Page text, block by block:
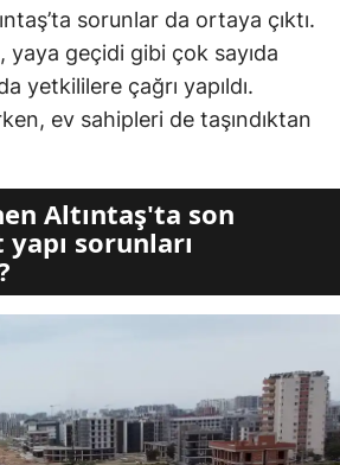
sorunlar da ortaya çıktı.
yaya geçidi gibi çok sayıda
yetkililere çağrı yapıldı.
ev sahipleri de taşındıktan
Altıntaş'ta son
sorunları